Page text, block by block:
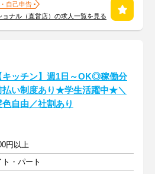
自己申告
ナル（直営店）の求人一覧を見る
キッチン】週1日～OK◎稼働分
払い制度あり★学生活躍中★＼
色自由／社割あり
円以上
・パート